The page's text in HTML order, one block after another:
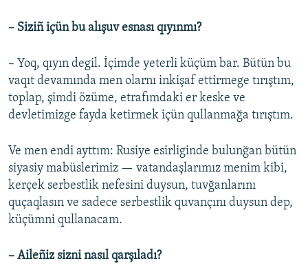
– Siziñ içün bu alışuv esnası qıyınmı?
– Yoq, qıyın degil. İçimde yeterli küçüm bar. Bütün bu
vaqıt devamında men olarnı inkişaf ettirmege tırıştım,
toplap, şimdi özüme, etrafımdaki er keske ve
devletimizge fayda ketirmek içün qullanmağa tırıştım.
Ve men endi ayttım: Rusiye esirliginde bulunğan bütün
siyasiy mabüslerimiz — vatandaşlarımız menim kibi,
kerçek serbestlik nefesini duysun, tuvğanlarını
quçaqlasın ve sadece serbestlik quvançını duysun dep,
küçümni qullanacam.
– Aileñiz sizni nasıl qarşıladı?